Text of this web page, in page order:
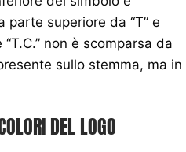
parte superiore da “T” e
“T.C.” non è scomparsa da
sullo stemma, ma in
DEL LOGO